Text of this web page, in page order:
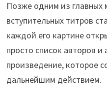
Позже одним из главных
вступительных титров
каждой его картине
просто список авторов и
произведение, которое
дальнейшим действием.